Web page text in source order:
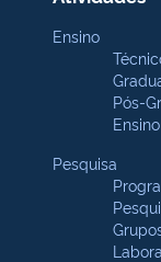
Ensino
Pós-
Pesquisa